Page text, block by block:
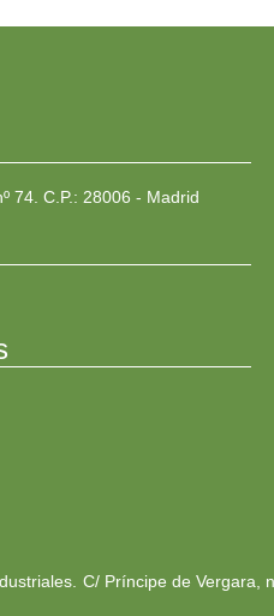
74. C.P.: 28006 - Madrid
C/ Príncipe de Vergara,